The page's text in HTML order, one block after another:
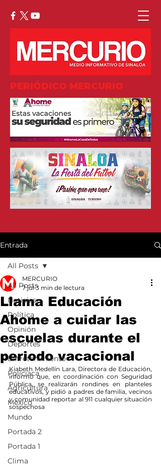
PERIÓDICO MERCURIO
Entrada
All Posts
Noticias
Política
Opinión
Deportes
Entretenimiento
Policiaca
Agricultura
México
Mundo
Portada 2
Portada 1
Clima
All Posts
Llama Educación
Ahome a cuidar las
escuelas durante el
periodo vacacional
MERCURIO
7 jul 3 min de lectura
Kiabeth Medellín Lara, Directora de Educación,
informó que, en coordinación con Seguridad
Pública, se realizarán rondines en planteles
educativos, y pidió a padres de familia, vecinos
y comunidad reportar al 911 cualquier situación
sospechosa